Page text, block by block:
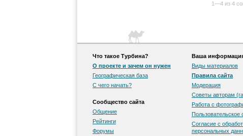
1—4 из 4
Что такое Турбина?
О проекте и зачем он нужен
Географическая база
С чего начать?
Сообщество сайта
Общение
Рейтинги
Форумы
Ваша
Виды материалов
Правила сайта
Модерация
Советы авторам
Работа с
Пользовательскоe
Согласие с
персональных